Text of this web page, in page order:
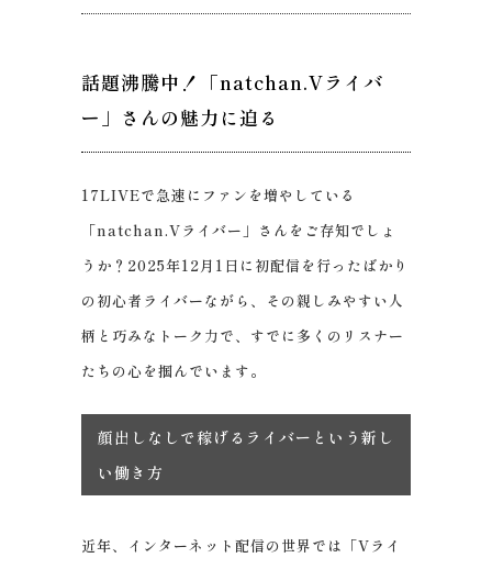
話題沸騰中！「natchan.Vライバ
ー」さんの魅力に迫る
17LIVEで急速にファンを増やしている
「natchan.Vライバー」さんをご存知でしょ
うか？2025年12月1日に初配信を行ったばかり
の初心者ライバーながら、その親しみやすい人
柄と巧みなトーク力で、すでに多くのリスナー
たちの心を掴んでいます。
顔出しなしで稼げるライバーという新し
い働き方
近年、インターネット配信の世界では「Vライ